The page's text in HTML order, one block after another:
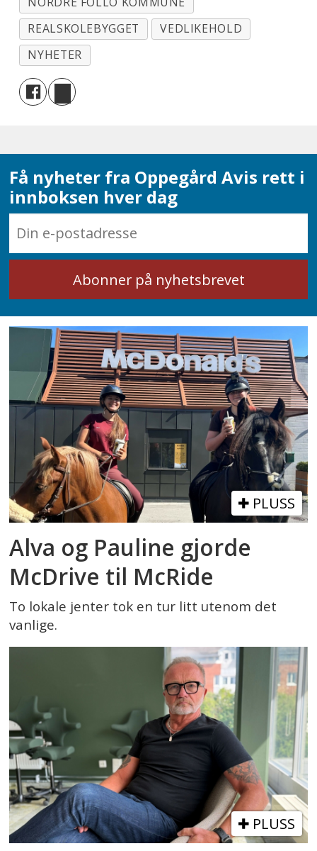
REALSKOLEBYGGET
VEDLIKEHOLD
NYHETER
Få nyheter fra Oppegård Avis rett i
innboksen hver dag
PLUSS
Alva og Pauline gjorde
McDrive til McRide
To lokale jenter tok en tur litt utenom det
vanlige.
PLUSS